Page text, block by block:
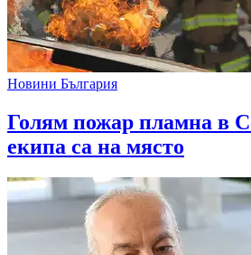
Новини България
Голям пожар пламна в
екипа са на място